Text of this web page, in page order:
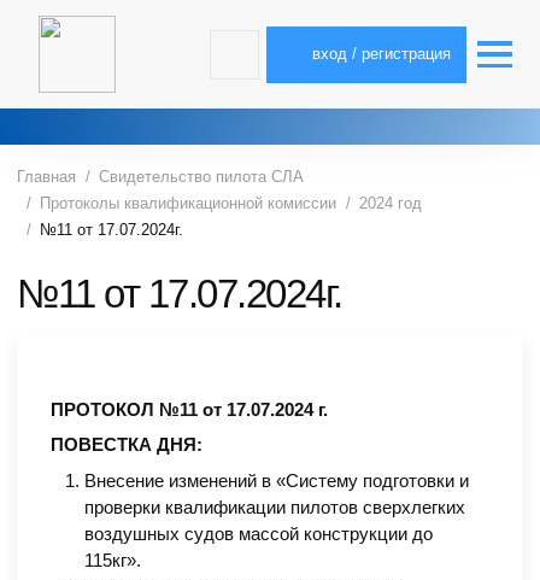
вход / регистрация
Главная
Свидетельство пилота СЛА
Протоколы квалификационной комиссии
2024 год
№11 от 17.07.2024г.
№11 от 17.07.2024г.
ПРОТОКОЛ №11 от 17.07.2024 г.
ПОВЕСТКА ДНЯ:
Внесение изменений в «Систему подготовки и
проверки квалификации пилотов сверхлегких
воздушных судов массой конструкции до
115кг».